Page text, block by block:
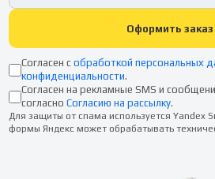
Оформить заказ
Согласен с обработкой персональных
конфиденциальности.
Согласен на рекламные SMS и
согласно Согласию на рассылку.
Для защиты от спама используется Yandex
формы Яндекс может обрабатывать